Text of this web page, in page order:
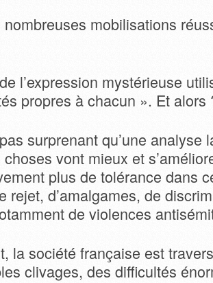
mobilisations
l’expression mystérieuse
propres à chacun ». Et alors
surprenant qu’une analyse
vont mieux et
plus de tolérance dans
rejet, d’amalgames, de
de violences
la société française est
clivages, des difficultés